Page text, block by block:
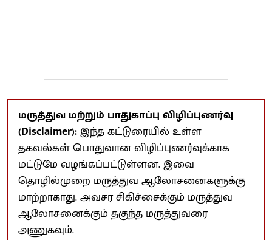
மருத்துவ மற்றும் பாதுகாப்பு விழிப்புணர்வு
(Disclaimer):இந்த கட்டுரையில் உள்ள
தகவல்கள் பொதுவான விழிப்புணர்வுக்காக
மட்டுமே வழங்கப்பட்டுள்ளன. இவை
தொழில்முறை மருத்துவ ஆலோசனைகளுக்கு
மாற்றாகாது. அவசர சிகிச்சைக்கும் மருத்துவ
ஆலோசனைக்கும் தகுந்த மருத்துவரை
அணுகவும்.